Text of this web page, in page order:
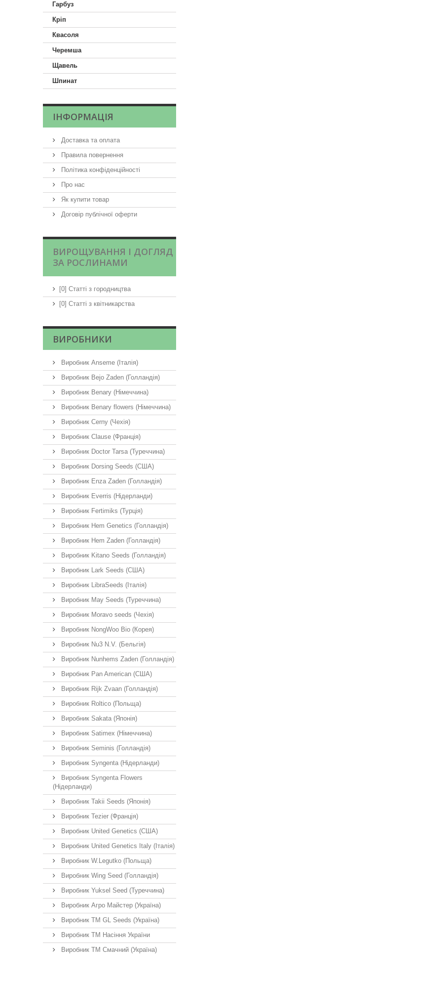
Гарбуз
Кріп
Квасоля
Черемша
Щавель
Шпинат
ІНФОРМАЦІЯ
Доставка та оплата
Правила повернення
Політика конфіденційності
Про нас
Як купити товар
Договір публічної оферти
ВИРОЩУВАННЯ І ДОГЛЯД
ЗА РОСЛИНАМИ
[0] Статті з городництва
[0] Статті з квітникарства
ВИРОБНИКИ
Виробник Anseme (Італія)
Виробник Bejo Zaden (Голландія)
Виробник Benary (Німеччина)
Виробник Benary flowers (Німеччина)
Виробник Cerny (Чехія)
Виробник Clause (Франція)
Виробник Doctor Tarsa (Туреччина)
Виробник Dorsing Seeds (США)
Виробник Enza Zaden (Голландія)
Виробник Everris (Нідерланди)
Виробник Fertimiks (Турція)
Виробник Hem Genetics (Голландія)
Виробник Hem Zaden (Голландія)
Виробник Kitano Seeds (Голландія)
Виробник Lark Seeds (США)
Виробник LibraSeeds (Італія)
Виробник May Seeds (Туреччина)
Виробник Moravo seeds (Чехія)
Виробник NongWoo Bio (Корея)
Виробник Nu3 N.V. (Бельгія)
Виробник Nunhems Zaden (Голландія)
Виробник Pan American (США)
Виробник Rijk Zvaan (Голландія)
Виробник Roltico (Польща)
Виробник Sakata (Японія)
Виробник Satimex (Німеччина)
Виробник Seminis (Голландія)
Виробник Syngenta (Нідерланди)
Виробник Syngenta Flowers
(Нідерланди)
Виробник Takii Seeds (Японія)
Виробник Tezier (Франція)
Виробник United Genetics (США)
Виробник United Genetics Italy (Італія)
Виробник W.Legutko (Польща)
Виробник Wing Seed (Голландія)
Виробник Yuksel Seed (Туреччина)
Виробник Агро Майстер (Україна)
Виробник ТМ GL Seeds (Україна)
Виробник ТМ Насіння України
Виробник ТМ Смачний (Україна)